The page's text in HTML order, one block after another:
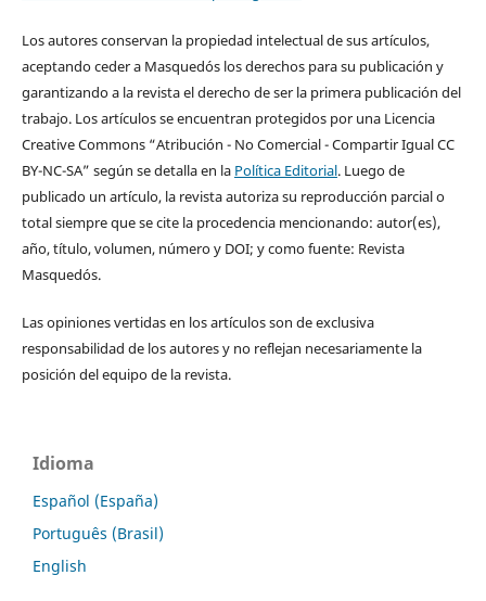
Los autores conservan la propiedad intelectual de sus artículos,
aceptando ceder a Masquedós los derechos para su publicación y
garantizando a la revista el derecho de ser la primera publicación del
trabajo. Los artículos se encuentran protegidos por una Licencia
Creative Commons “Atribución - No Comercial - Compartir Igual CC
BY-NC-SA” según se detalla en la Política Editorial. Luego de
publicado un artículo, la revista autoriza su reproducción parcial o
total siempre que se cite la procedencia mencionando: autor(es),
año, título, volumen, número y DOI; y como fuente: Revista
Masquedós.
Las opiniones vertidas en los artículos son de exclusiva
responsabilidad de los autores y no reflejan necesariamente la
posición del equipo de la revista.
Idioma
Español (España)
Português (Brasil)
English